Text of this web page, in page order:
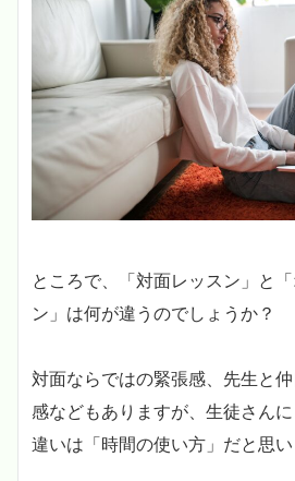
ところで、「対面レッスン」と
ン」は何が違うのでしょうか？
対面ならではの緊張感、先生と
感などもありますが、生徒さん
違いは「時間の使い方」だと思い